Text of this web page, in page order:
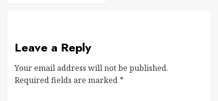
Leave a Reply
Your email address will not be published.
Required fields are marked *